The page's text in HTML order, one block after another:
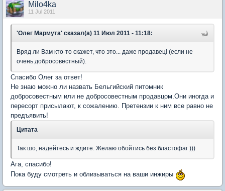
Milo4ka
11 Jul 2011
'Олег Мармута' сказал(а) 11 Июл 2011 - 11:18:
Вряд ли Вам кто-то скажет, что это... даже продавец! (если не
очень добросовестный).
Спасибо Олег за ответ!
Не знаю можно ли назвать Бельгийский питомник
добросовестным или не добросовестным продавцом.Они иногда и
пересорт присылают, к сожалению. Претензии к ним все равно не
предъявить!
Цитата
Так шо, надейтесь и ждите. Желаю обойтись без бластофаг )))
Ага, спасибо!
Пока буду смотреть и облизываться на ваши инжиры